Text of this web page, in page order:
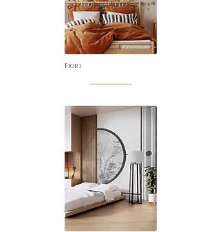
Fiori